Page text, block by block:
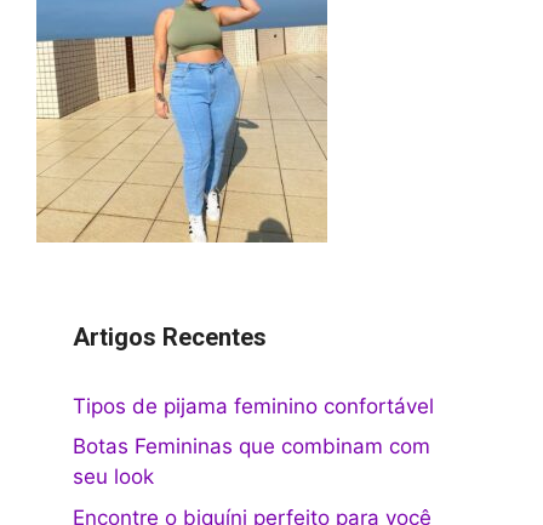
Artigos Recentes
Tipos de pijama feminino confortável
Botas Femininas que combinam com
seu look
Encontre o biquíni perfeito para você